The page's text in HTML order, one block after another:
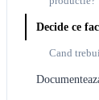
Decide ce
Cand